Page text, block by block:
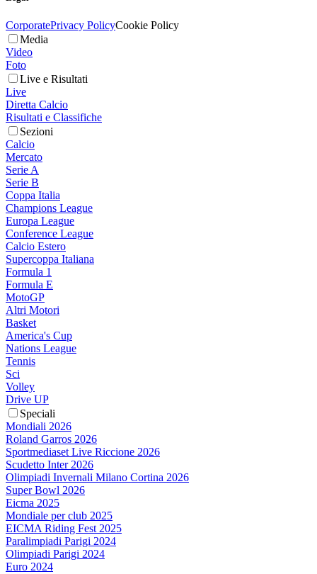
CorporatePrivacy PolicyCookie Policy
Media
Video
Foto
Live e Risultati
Live
Diretta Calcio
Risultati e Classifiche
Sezioni
Calcio
Mercato
Serie A
Serie B
Coppa Italia
Champions League
Europa League
Conference League
Calcio Estero
Supercoppa Italiana
Formula 1
Formula E
MotoGP
Altri Motori
Basket
America's Cup
Nations League
Tennis
Sci
Volley
Drive UP
Speciali
Mondiali 2026
Roland Garros 2026
Sportmediaset Live Riccione 2026
Scudetto Inter 2026
Olimpiadi Invernali Milano Cortina 2026
Super Bowl 2026
Eicma 2025
Mondiale per club 2025
EICMA Riding Fest 2025
Paralimpiadi Parigi 2024
Olimpiadi Parigi 2024
Euro 2024